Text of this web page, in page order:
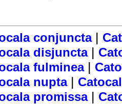
conjuncta|
disjuncta|
fulminea|
nupta|
promissa|